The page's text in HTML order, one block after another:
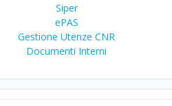
Siper
ePAS
Gestione Utenze CNR
Documenti Interni